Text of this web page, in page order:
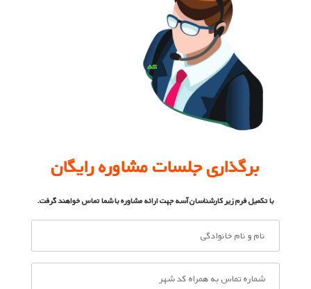
برگذاری جلسات مشاوره رایگان
با تکمیل فرم زیر کارشناسان آسه جهت ارائه مشاوره با شما تماس خواهند گرفت.